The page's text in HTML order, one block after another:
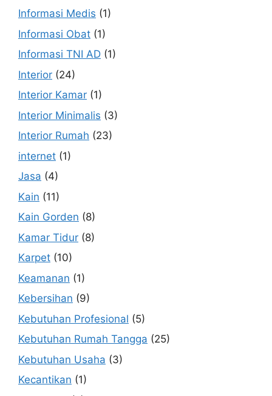
Informasi Medis (1)
Informasi Obat (1)
Informasi TNI AD (1)
Interior (24)
Interior Kamar (1)
Interior Minimalis (3)
Interior Rumah (23)
internet (1)
Jasa (4)
Kain (11)
Kain Gorden (8)
Kamar Tidur (8)
Karpet (10)
Keamanan (1)
Kebersihan (9)
Kebutuhan Profesional (5)
Kebutuhan Rumah Tangga (25)
Kebutuhan Usaha (3)
Kecantikan (1)